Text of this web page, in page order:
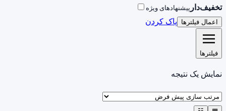
تخفیف‌دار پیشنهادهای ویژه
اعمال فیلترها پاک کردن
فیلترها
نمایش یک نتیجه